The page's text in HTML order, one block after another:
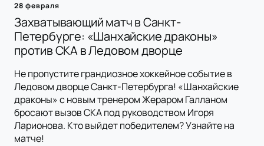
28 февраля
Захватывающий матч в Санкт-
Петербурге: «Шанхайские драконы»
против СКА в Ледовом дворце
Не пропустите грандиозное хоккейное событие в
Ледовом дворце Санкт-Петербурга! «Шанхайские
драконы» с новым тренером Жераром Галланом
бросают вызов СКА под руководством Игоря
Ларионова. Кто выйдет победителем? Узнайте на
матче!